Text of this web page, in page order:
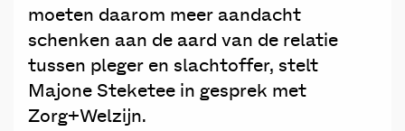
moeten daarom meer aandacht
schenken aan de aard van de relatie
tussen pleger en slachtoffer, stelt
Majone Steketee in gesprek met
Zorg+Welzijn.